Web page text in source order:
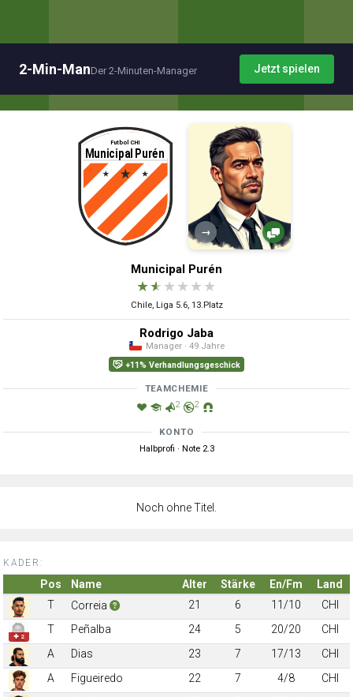
2-Min-ManDer 2-Minuten-Manager Jetzt spielen
→
Municipal Purén
★★ ★ ★ ★ ★
Chile, Liga 5.6, 13.Platz
Rodrigo Jaba
Manager · 49 Jahre
+11% Verhandlungsgeschick
TEAMCHEMIE
2 2
KONTO
Halbprofi · Note 2.3
Noch ohne Titel.
KADER:
Pos Name Alter Stärke En/Fm
Land
T
Correia 21 6 11/10 CHI
✚ 2
T Peñalba 24 5 20/20
CHI
A
Dias 23 7 17/13
CHI
A
Figueiredo 22 7 4/8
CHI